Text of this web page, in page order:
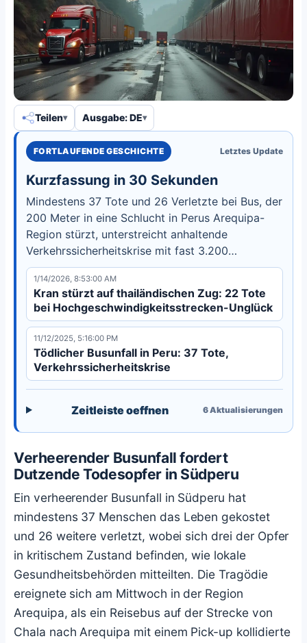
Teilen Ausgabe: DE
FORTLAUFENDE GESCHICHTE Letztes Update
Kurzfassung in 30 Sekunden
Mindestens 37 Tote und 26 Verletzte bei Bus, der
200 Meter in eine Schlucht in Perus Arequipa-
Region stürzt, unterstreicht anhaltende
Verkehrssicherheitskrise mit fast 3.200
Verkehrstoten im Jahr 2024.
1/14/2026, 8:53:00 AM
Kran stürzt auf thailändischen Zug: 22 Tote
bei Hochgeschwindigkeitsstrecken-Unglück
11/12/2025, 5:16:00 PM
Tödlicher Busunfall in Peru: 37 Tote,
Verkehrssicherheitskrise
Zeitleiste oeffnen 6Aktualisierungen
Verheerender Busunfall fordert
Dutzende Todesopfer in Südperu
Ein verheerender Busunfall in Südperu hat
mindestens 37 Menschen das Leben gekostet
und 26 weitere verletzt, wobei sich drei der Opfer
in kritischem Zustand befinden, wie lokale
Gesundheitsbehörden mitteilten. Die Tragödie
ereignete sich am Mittwoch in der Region
Arequipa, als ein Reisebus auf der Strecke von
Chala nach Arequipa mit einem Pick-up kollidierte